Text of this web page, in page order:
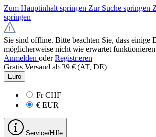
Zum Hauptinhalt springen Zur Suche springen
springen
Sie sind offline. Bitte beachten Sie, dass einige
möglicherweise nicht wie erwartet funktionieren.
Anmelden oder Registrieren
Gratis Versand ab 39 € (AT, DE)
Euro
FrCHF
€ EUR
Service/Hilfe